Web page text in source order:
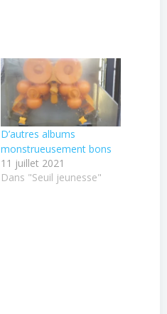
D’autres albums
monstrueusement bons
11 juillet 2021
Dans "Seuil jeunesse"